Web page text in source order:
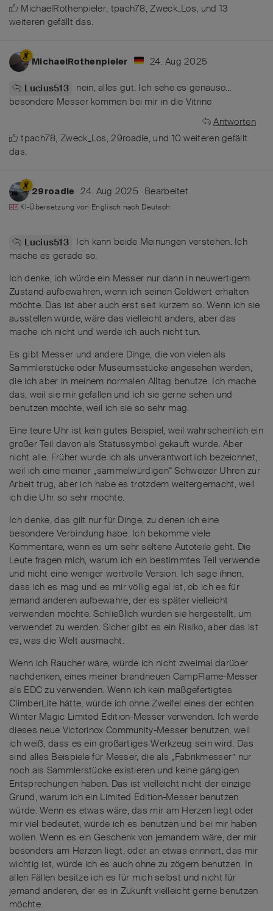
MichaelRothenpieler, tpach78,Zweck_Los, und 13
weiteren gefällt das.
MichaelRothenpieler 24. Aug 2025
Lucius513
nein, alles gut. Ich sehe es genauso…
besondere Messer kommen bei mir in die Vitrine
Antworten
tpach78,Zweck_Los,29roadie, und 10 weiterengefällt
das.
29roadie 24. Aug 2025 Bearbeitet
KI-Übersetzung von Englisch nach Deutsch
Lucius513
Ich kann beide Meinungen verstehen. Ich
mache es gerade so.
Ich denke, ich würde ein Messer nur dann in neuwertigem
Zustand aufbewahren, wenn ich seinen Geldwert erhalten
möchte. Das ist aber auch erst seit kurzem so. Wenn ich sie
ausstellen würde, wäre das vielleicht anders, aber das
mache ich nicht und werde ich auch nicht tun.
Es gibt Messer und andere Dinge, die von vielen als
Sammlerstücke oder Museumsstücke angesehen werden,
die ich aber in meinem normalen Alltag benutze. Ich mache
das, weil sie mir gefallen und ich sie gerne sehen und
benutzen möchte, weil ich sie so sehr mag.
Eine teure Uhr ist kein gutes Beispiel, weil wahrscheinlich ein
großer Teil davon als Statussymbol gekauft wurde. Aber
nicht alle. Früher wurde ich als unverantwortlich bezeichnet,
weil ich eine meiner „sammelwürdigen“ Schweizer Uhren zur
Arbeit trug, aber ich habe es trotzdem weitergemacht, weil
ich die Uhr so sehr mochte.
Ich denke, das gilt nur für Dinge, zu denen ich eine
besondere Verbindung habe. Ich bekomme viele
Kommentare, wenn es um sehr seltene Autoteile geht. Die
Leute fragen mich, warum ich ein bestimmtes Teil verwende
und nicht eine weniger wertvolle Version. Ich sage ihnen,
dass ich es mag und es mir völlig egal ist, ob ich es für
jemand anderen aufbewahre, der es später vielleicht
verwenden möchte. Schließlich wurden sie hergestellt, um
verwendet zu werden. Sicher gibt es ein Risiko, aber das ist
es, was die Welt ausmacht.
Wenn ich Raucher wäre, würde ich nicht zweimal darüber
nachdenken, eines meiner brandneuen CampFlame-Messer
als EDC zu verwenden. Wenn ich kein maßgefertigtes
ClimberLite hätte, würde ich ohne Zweifel eines der echten
Winter Magic Limited Edition-Messer verwenden. Ich werde
dieses neue Victorinox Community-Messer benutzen, weil
ich weiß, dass es ein großartiges Werkzeug sein wird. Das
sind alles Beispiele für Messer, die als „Fabrikmesser” nur
noch als Sammlerstücke existieren und keine gängigen
Entsprechungen haben. Das ist vielleicht nicht der einzige
Grund, warum ich ein Limited Edition-Messer benutzen
würde. Wenn es etwas wäre, das mir am Herzen liegt oder
mir viel bedeutet, würde ich es benutzen und bei mir haben
wollen. Wenn es ein Geschenk von jemandem wäre, der mir
besonders am Herzen liegt, oder an etwas erinnert, das mir
wichtig ist, würde ich es auch ohne zu zögern benutzen. In
allen Fällen besitze ich es für mich selbst und nicht für
jemand anderen, der es in Zukunft vielleicht gerne benutzen
möchte.